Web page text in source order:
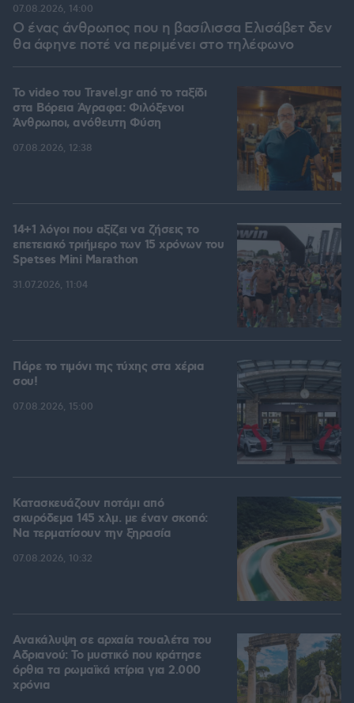
Ο ένας άνθρωπος που η βασίλισσα Ελισάβετ δεν
θα άφηνε ποτέ να περιμένει στο τηλέφωνο
07.08.2026, 14:00
To video του Travel.gr από το ταξίδι
στα Βόρεια Άγραφα: Φιλόξενοι
Άνθρωποι, ανόθευτη Φύση
07.08.2026, 12:38
14+1 λόγοι που αξίζει να ζήσεις το
επετειακό τριήμερο των 15 χρόνων του
Spetses Mini Marathon
31.07.2026, 11:04
Πάρε το τιμόνι της τύχης στα χέρια
σου!
07.08.2026, 15:00
Κατασκευάζουν ποτάμι από
σκυρόδεμα 145 χλμ. με έναν σκοπό:
Να τερματίσουν την ξηρασία
07.08.2026, 10:32
Ανακάλυψη σε αρχαία τουαλέτα του
Αδριανού: Το μυστικό που κράτησε
όρθια τα ρωμαϊκά κτίρια για 2.000
χρόνια